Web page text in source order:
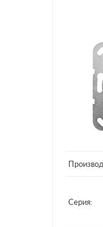
Серия: